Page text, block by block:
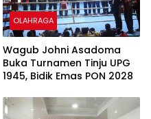
OLAHRAGA
Wagub Johni Asadoma
Buka Turnamen Tinju UPG
1945, Bidik Emas PON 2028